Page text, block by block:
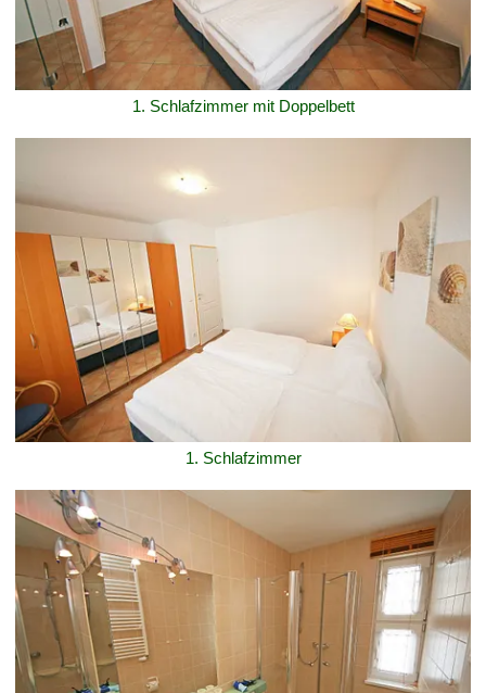
1. Schlafzimmer mit Doppelbett
1. Schlafzimmer